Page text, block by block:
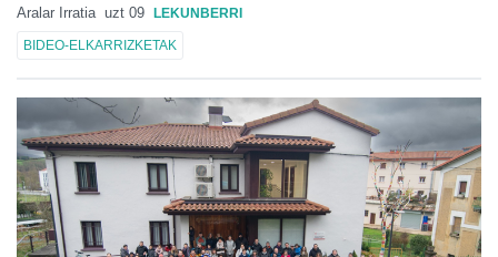
Aralar Irratia uzt 09 LEKUNBERRI
BIDEO-ELKARRIZKETAK